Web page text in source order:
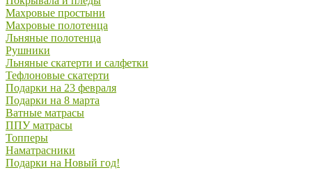
Махровые простыни
Махровые полотенца
Льняные полотенца
Рушники
Льняные скатерти и салфетки
Тефлоновые скатерти
Подарки на 23 февраля
Подарки на 8 марта
Ватные матрасы
ППУ матрасы
Топперы
Наматрасники
Подарки на Новый год!